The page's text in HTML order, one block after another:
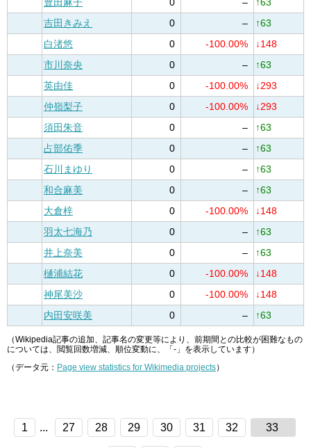
豊田麻子 0 –
↑63
吉田きみえ
0 –
↑63
白渚悠
0 -100.00%
↓148
市川奈央
0 –
↑63
英由佳
0 -100.00%
↓293
仲嶺梨子
0 -100.00%
↓293
須田朱音
0 –
↑63
占部佑季
0 –
↑63
石川まゆり
0 –
↑63
和合麻美
0 –
↑63
大倉梓
0 -100.00%
↓148
羽太七海乃
0 –
↑63
井上奈美
0 –
↑63
樋浦結花
0 -100.00%
↓148
神尾美沙
0 -100.00%
↓148
内田安咲美
0 – ↑63
（Wikipedia記事の追加、記事名の変更等により、前期間との比較が困難なもの
については、閲覧回数増減、順位変動に、「-」を表示しています）
（データ元： Page view statistics for Wikimedia projects）
1 ... 27 28 29 30 31 32 33